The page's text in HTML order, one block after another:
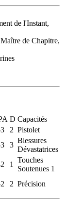
de l'Instant,
de Chapitre,
D Capacités
2 Pistolet
3
Blessures
Dévastatrices
1
Touches
Soutenues 1
2 Précision